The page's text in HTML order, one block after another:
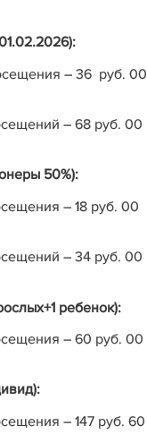
.2026):
– 36 руб. 00
– 68 руб. 00
50%):
– 18 руб. 00
– 34 руб. 00
ребенок):
– 60 руб. 00
147 руб. 60